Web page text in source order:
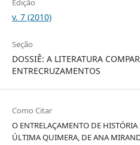
Edição
v. 7 (2010)
Seção
DOSSIÊ: A LITERATURA
ENTRECRUZAMENTOS
Como Citar
O ENTRELAÇAMENTO DE
ÚLTIMA QUIMERA, DE ANA